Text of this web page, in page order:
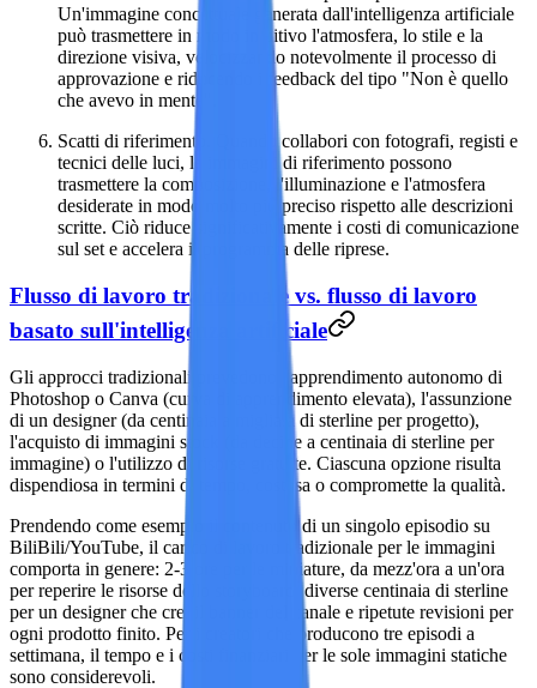
Un'immagine concettuale generata dall'intelligenza artificiale
può trasmettere in modo intuitivo l'atmosfera, lo stile e la
direzione visiva, velocizzando notevolmente il processo di
approvazione e riducendo i feedback del tipo "Non è quello
che avevo in mente".
Scatti di riferimento. Quando collabori con fotografi, registi e
tecnici delle luci, le immagini di riferimento possono
trasmettere la composizione, l'illuminazione e l'atmosfera
desiderate in modo molto più preciso rispetto alle descrizioni
scritte. Ciò riduce significativamente i costi di comunicazione
sul set e accelera il programma delle riprese.
Flusso di lavoro tradizionale vs. flusso di lavoro
basato sull'intelligenza artificiale
Gli approcci tradizionali
prevedono l'apprendimento autonomo di
Photoshop o Canva (curva di apprendimento elevata), l'assunzione
di un designer (da centinaia a migliaia di sterline per progetto),
l'acquisto di immagini stock (da decine a centinaia di sterline per
immagine) o l'utilizzo di risorse gratuite. Ciascuna opzione risulta
dispendiosa in termini di tempo, costosa o compromette la qualità.
Prendendo come esempio il contenuto di un singolo episodio su
BiliBili/YouTube, il carico di lavoro tradizionale per le immagini
comporta in genere: 2-3 ore per le miniature, da mezz'ora a un'ora
per reperire le risorse dello storyboard, diverse centinaia di sterline
per un designer che crei il banner del canale e ripetute revisioni per
ogni prodotto finito. Per i creatori che producono tre episodi a
settimana, il tempo e i costi finanziari per le sole immagini statiche
sono considerevoli.